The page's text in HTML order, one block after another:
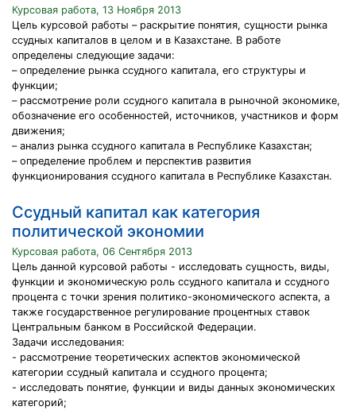
Курсовая работа, 13 Ноября 2013
Цель курсовой работы – раскрытие понятия, сущности рынка
ссудных капиталов в целом и в Казахстане. В работе
определены следующие задачи:
– определение рынка ссудного капитала, его структуры и
функции;
– рассмотрение роли ссудного капитала в рыночной экономике,
обозначение его особенностей, источников, участников и форм
движения;
– анализ рынка ссудного капитала в Республике Казахстан;
– определение проблем и перспектив развития
функционирования ссудного капитала в Республике Казахстан.
Ссудный капитал как категория
политической экономии
Курсовая работа, 06 Сентября 2013
Цель данной курсовой работы - исследовать сущность, виды,
функции и экономическую роль ссудного капитала и ссудного
процента с точки зрения политико-экономического аспекта, а
также государственное регулирование процентных ставок
Центральным банком в Российской Федерации.
Задачи исследования:
- рассмотрение теоретических аспектов экономической
категории ссудный капитала и ссудного процента;
- исследовать понятие, функции и виды данных экономических
категорий;